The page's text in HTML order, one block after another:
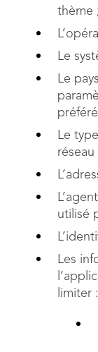
thème
Le
Le
Le
réseau
utilisé
Les
limiter :